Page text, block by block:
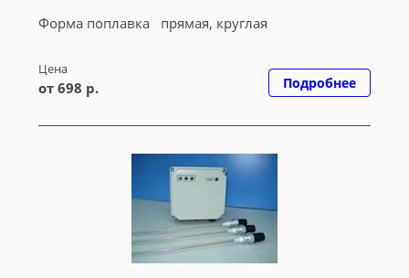
Форма поплавка прямая, круглая
Цена
от 698 р. Подробнее